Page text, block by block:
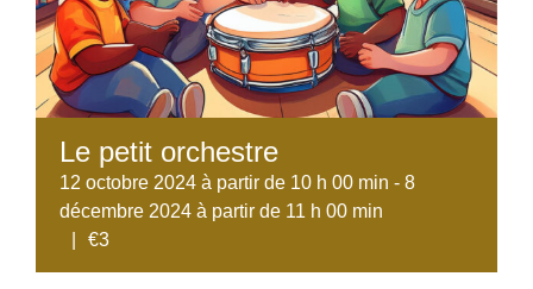
Le petit orchestre
12 octobre 2024 à partir de 10 h 00 min - 8
décembre 2024 à partir de 11 h 00 min
€3